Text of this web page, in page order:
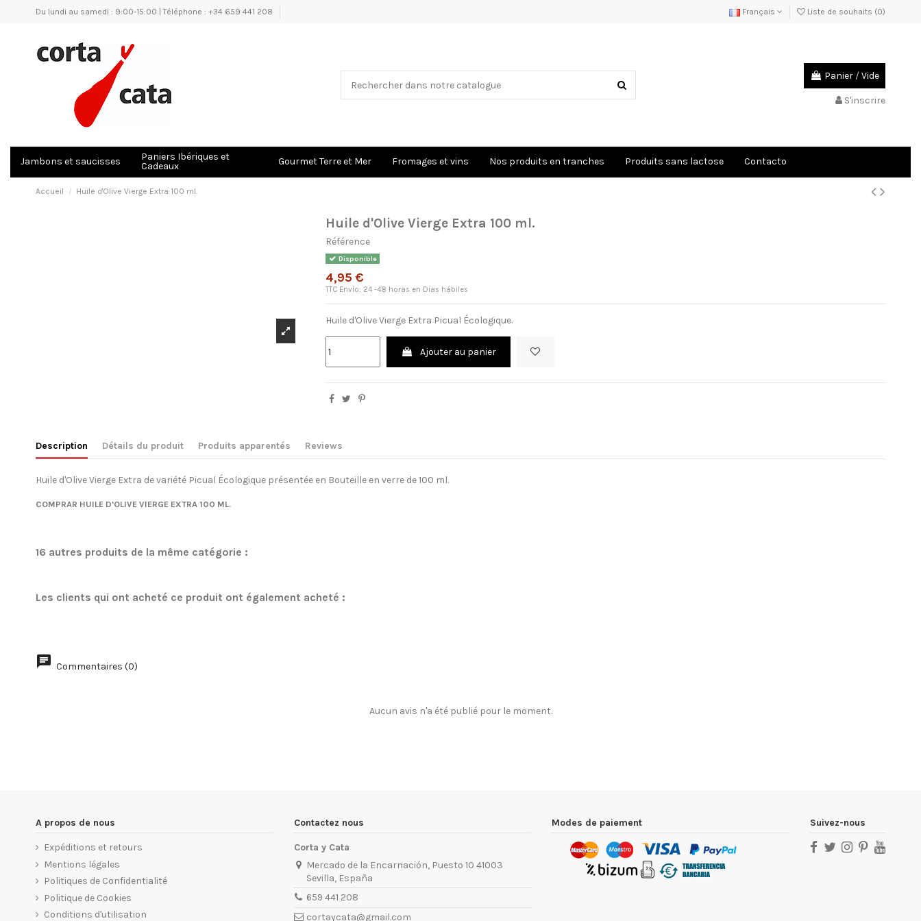
Du lundi au samedi : 9:00-15:00 | Téléphone : +34 659 441 208 Français Liste de souhaits (0)
Panier /Vide
S'inscrire
Jambons et saucisses
Paniers Ibériques et
Cadeaux
Gourmet Terre et Mer Fromages et vins Nos produits en tranches Produits sans lactose Contacto
Accueil Huile d'Olive Vierge Extra 100 ml.
Huile d'Olive Vierge Extra 100 ml.
Référence
Disponible
4,95 €
TTC Envío: 24 -48 horas en Dias hábiles
Huile d'Olive Vierge Extra Picual Écologique.
Ajouter au panier
Description Détails du produit Produits apparentés Reviews
Huile d'Olive Vierge Extra de variété Picual Écologique présentée en Bouteille en verre de 100 ml.
favorite_border
Huile d'Olive Vierge Extra 2 L.
COMPRAR HUILE D'OLIVE VIERGE EXTRA 100 ML.
16 autres produits de la même catégorie :
Les clients qui ont acheté ce produit ont également acheté :
Commentaires (0)
Aucun avis n'a été publié pour le moment.
A propos de nous
Expéditions et retours
Mentions légales
Politiques de Confidentialité
Politique de Cookies
Conditions d'utilisation
Contactez nous
Corta y Cata
Mercado de la Encarnación, Puesto 10 41003
Sevilla, España
659 441 208
cortaycata@gmail.com
Modes de paiement
×
Suivez-nous